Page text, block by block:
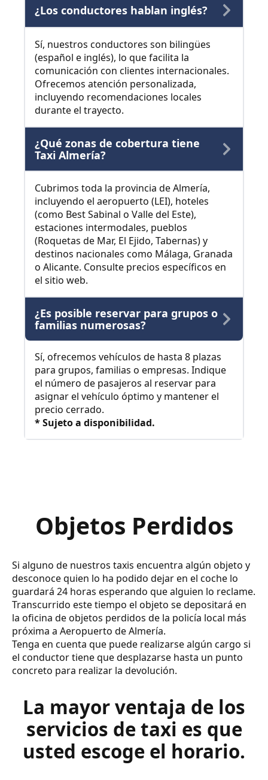
¿Los conductores hablan inglés?
Sí, nuestros conductores son bilingües
(español e inglés), lo que facilita la
comunicación con clientes internacionales.
Ofrecemos atención personalizada,
incluyendo recomendaciones locales
durante el trayecto.
¿Qué zonas de cobertura tiene
Taxi Almería?
Cubrimos toda la provincia de Almería,
incluyendo el aeropuerto (LEI), hoteles
(como Best Sabinal o Valle del Este),
estaciones intermodales, pueblos
(Roquetas de Mar, El Ejido, Tabernas) y
destinos nacionales como Málaga, Granada
o Alicante. Consulte precios específicos en
el sitio web.
¿Es posible reservar para grupos o
familias numerosas?
Sí, ofrecemos vehículos de hasta 8 plazas
para grupos, familias o empresas. Indique
el número de pasajeros al reservar para
asignar el vehículo óptimo y mantener el
precio cerrado.
* Sujeto a disponibilidad.
Objetos Perdidos
Si alguno de nuestros taxis encuentra algún objeto y
desconoce quien lo ha podido dejar en el coche lo
guardará 24 horas esperando que alguien lo reclame.
Transcurrido este tiempo el objeto se depositará en
la oficina de objetos perdidos de la policía local más
próxima a Aeropuerto de Almería.
Tenga en cuenta que puede realizarse algún cargo si
el conductor tiene que desplazarse hasta un punto
concreto para realizar la devolución.
La mayor ventaja de los
servicios de taxi es que
usted escoge el horario.